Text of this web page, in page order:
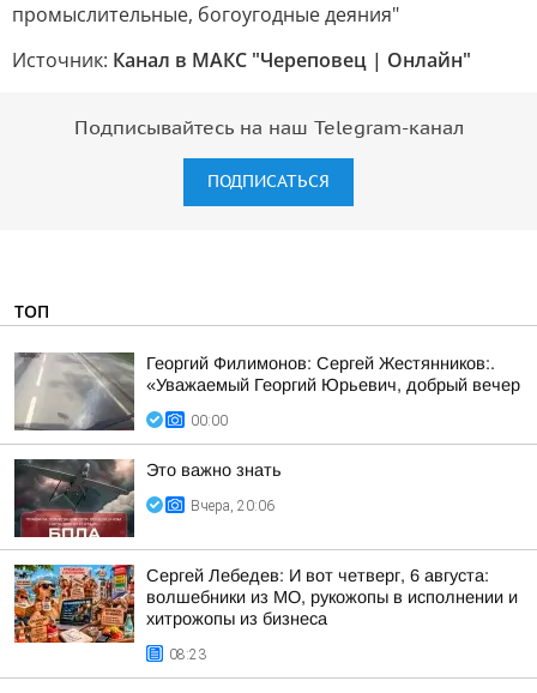
промыслительные, богоугодные деяния"
Источник: Канал в МАКС "Череповец | Онлайн"
Подписывайтесь на наш Telegram-канал
ПОДПИСАТЬСЯ
ТОП
Георгий Филимонов: Сергей Жестянников:.
«Уважаемый Георгий Юрьевич, добрый вечер
00:00
Это важно знать
Вчера, 20:06
Сергей Лебедев: И вот четверг, 6 августа:
волшебники из МО, рукожопы в исполнении и
хитрожопы из бизнеса
08:23